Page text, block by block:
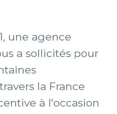
une agence
a sollicités pour
la France
à l'occasion